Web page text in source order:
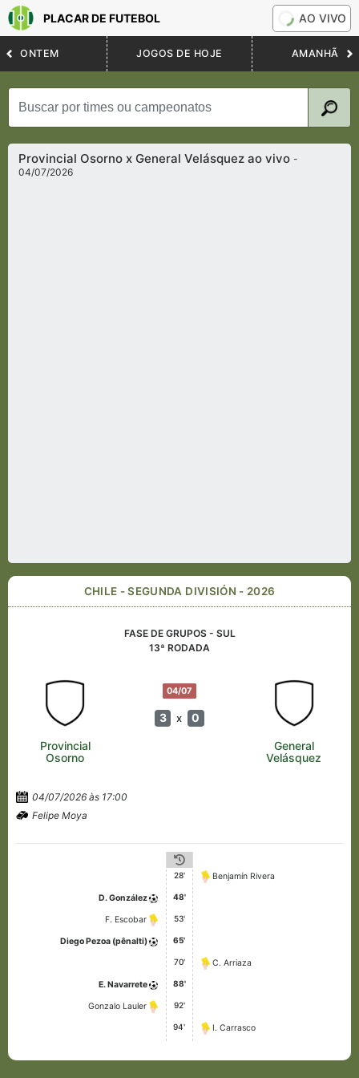
PLACAR DE FUTEBOL AO VIVO
ONTEM JOGOS DE HOJE AMANHÃ
Provincial Osorno x General Velásquez ao vivo-
04/07/2026
CHILE - SEGUNDA DIVISIÓN - 2026
FASE DE GRUPOS - SUL
13ª RODADA
04/07
3 x 0
Provincial
Osorno
General
Velásquez
04/07/2026 às 17:00
Felipe Moya
28' Benjamín Rivera
D. González 48'
F. Escobar 53'
Diego Pezoa (pênalti) 65'
70' C. Arriaza
E. Navarrete 88'
Gonzalo Lauler 92'
94' I. Carrasco